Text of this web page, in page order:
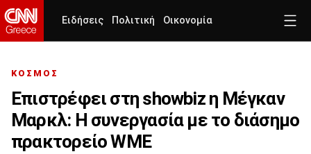
Ειδήσεις Πολιτική Οικονομία
ΚΟΣΜΟΣ
Επιστρέφει στη showbiz η Μέγκαν
Μαρκλ: Η συνεργασία με το διάσημο
πρακτορείο WME